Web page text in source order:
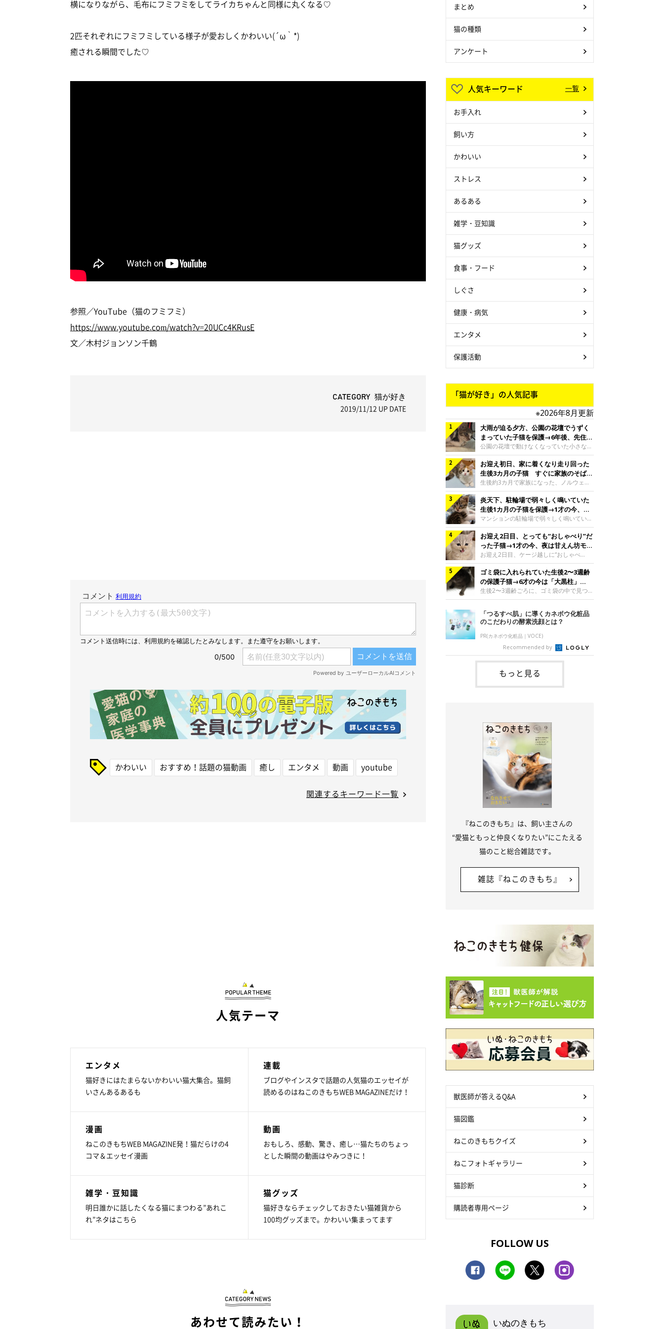
横になりながら、毛布にフミフミをしてライカちゃんと同様に丸くなる♡
2匹それぞれにフミフミしている様子が愛おしくかわいい(´ω｀*)
癒される瞬間でした♡
参照／YouTube（猫のフミフミ）
https://www.youtube.com/watch?v=20UCc4KRusE
文／木村ジョンソン千鶴
CATEGORY 猫が好き
2019/11/12 UP DATE
かわいい おすすめ！話題の猫動画 癒し エンタメ 動画 youtube
関連するキーワード一覧
人気テーマ
エンタメ
猫好きにはたまらないかわいい猫大集合。猫飼
いさんあるあるも
連載
ブログやインスタで話題の人気猫のエッセイが
読めるのはねこのきもちWEB MAGAZINEだけ！
漫画
ねこのきもちWEB MAGAZINE発！猫だらけの4
コマ＆エッセイ漫画
動画
おもしろ、感動、驚き、癒し…猫たちのちょっ
とした瞬間の動画はやみつきに！
雑学・豆知識
明日誰かに話したくなる猫にまつわる”あれこ
れ”ネタはこちら
猫グッズ
猫好きならチェックしておきたい猫雑貨から
100均グッズまで。かわいい集まってます
あわせて読みたい！
まとめ
猫の種類
アンケート
人気キーワード 一覧
お手入れ
飼い方
かわいい
ストレス
あるある
雑学・豆知識
猫グッズ
食事・フード
しぐさ
健康・病気
エンタメ
保護活動
「猫が好き」の人気記事
※2026年8月更新
大雨が迫る夕方、公園の花壇でうずく
まっていた子猫を保護→6年後、先住猫
と“姉妹”のような関係に
公園の花壇で動けなくなっていた小さな子
猫。家族に迎えられてから6年、先住猫と
の間には深い絆が育まれていました。保護
当時のティダちゃん。
@muumuu62197189紹介するのは、
X（旧Twitter）ユーザー
@muumuu62197189さんの愛猫・ティダ
ちゃん（取材時6才）の成長記録です。こ
ちらは、生後3カ月ごろのティダちゃん。
飼い主さんが出会ったのは、夜から大雨に
なると予報されていた日の夕方でした。花
壇で動けずにいた子猫保護したばかりのテ
ィダちゃん。@muumuu62197189飼い主
さんは、公園の
お迎え初日、家に着くなり走り回った
生後3カ月の子猫 すぐに家族のそばで
落ち着く姿に「迎えてよかった」
生後約3カ月で家族になった、ノルウェー
ジャンフォレストキャットの子猫。お迎え
翌日には、すでに家でくつろぐ様子を見せ
ていました。お迎え翌日、ベッドでうとう
とするむうちゃんお迎え翌日のむうちゃ
ん。@umimugi0304紹介するのは、
Instagramユーザー@umimugi0304さんの
愛猫・むうちゃん（撮影時、生後約3カ月
／ノルウェージャンフォレストキャッ
ト）。こちらは、お迎え翌日に撮影された
一枚。ゴハンをお腹いっぱい食べたむうち
ゃんは眠くなり、飼い主さん夫婦のベッド
でうとうとし始めたのだとか。飼い主さ
炎天下、駐輪場で弱々しく鳴いていた
生後1カ月の子猫を保護→1才の今、筋
肉質でツンデレなコに成長
マンションの駐輪場で弱々しく鳴いてい
た、生後1カ月ほどの子猫。家族に迎えら
れてから1年、体も行動も大きく成長しま
した。炎天下の駐輪場で鳴いていた小さな
子猫保護当時のモモちゃん。@Kingponzu
紹介するのは、X（旧Twitter）ユーザー
@Kingponzuさんの愛猫・モモちゃん（取
材時1才）の成長記録です。こちらは、モ
モちゃんが生後1カ月ごろに撮影された一
枚。飼い主さんの自宅マンションの駐輪場
です。子猫時代のモモちゃん。
@Kingponzuその日は気温が35℃を
お迎え2日目、とっても“おしゃべり”だ
った子猫→1才の今、夜は甘えん坊モー
ドになるコに成長！
お迎え2日目、ケージ越しに“おしゃべ
り”する姿を見せていた子猫。1才になった
今も見せる愛らしい姿にキュンとします。
お迎え2日目、ケージ越しに何かを伝える
ももちゃん“おしゃべり”なももちゃん。
@poocoonyan紹介するのは、Instagram
ユーザー@poocoonyanさんの愛猫・もも
ちゃん（取材時1才／マンチカン）です。
こちらの動画は、ももちゃんが生後2カ月
を過ぎたころ、お迎え2日目に撮影された
もの。新しい環境にゆっくり慣れてもらう
ため、当時はケージの中で過ごしていまし
た。鳴いてアピールするももち
ゴミ袋に入れられていた生後2〜3週齢
の保護子猫→6才の今は「大黒柱」
に！ 美しい黒猫に成長した姿にグッ
とくる
生後2〜3週齢ごろに、ゴミ袋の中で見つか
った小さな命。ミルクから育てられたその
子猫は今、家族に欠かせない存在へと成長
しました。ゴミ袋の中で見つかった、ミニ
モグラのような子猫よちよち歩きをしてい
たころの、生後2〜3週齢ごろのドンちゃ
ん。@doddou_1今回紹介するのは、
X（旧Twitter）ユーザー@doddou_1さん
の愛猫・ドンちゃん（取材時、推定6才／
本名：ドミトリー・ドンスコイ）。ドンち
ゃんは、保護猫でした。ドンちゃんが見つ
かったのは、飼い主さんの姉の勤め先の敷
「つるすべ肌」に導くカネボウ化粧品
のこだわりの酵素洗顔とは？
PR(カネボウ化粧品｜VOCE)
Recommended by
もっと見る
『ねこのきもち』は、飼い主さんの
“愛猫ともっと仲良くなりたい”にこたえる
猫のこと総合雑誌です。
雑誌『ねこのきもち』
獣医師が答えるQ&A
猫図鑑
ねこのきもちクイズ
ねこフォトギャラリー
猫診断
購読者専用ページ
FOLLOW US
いぬのきもち